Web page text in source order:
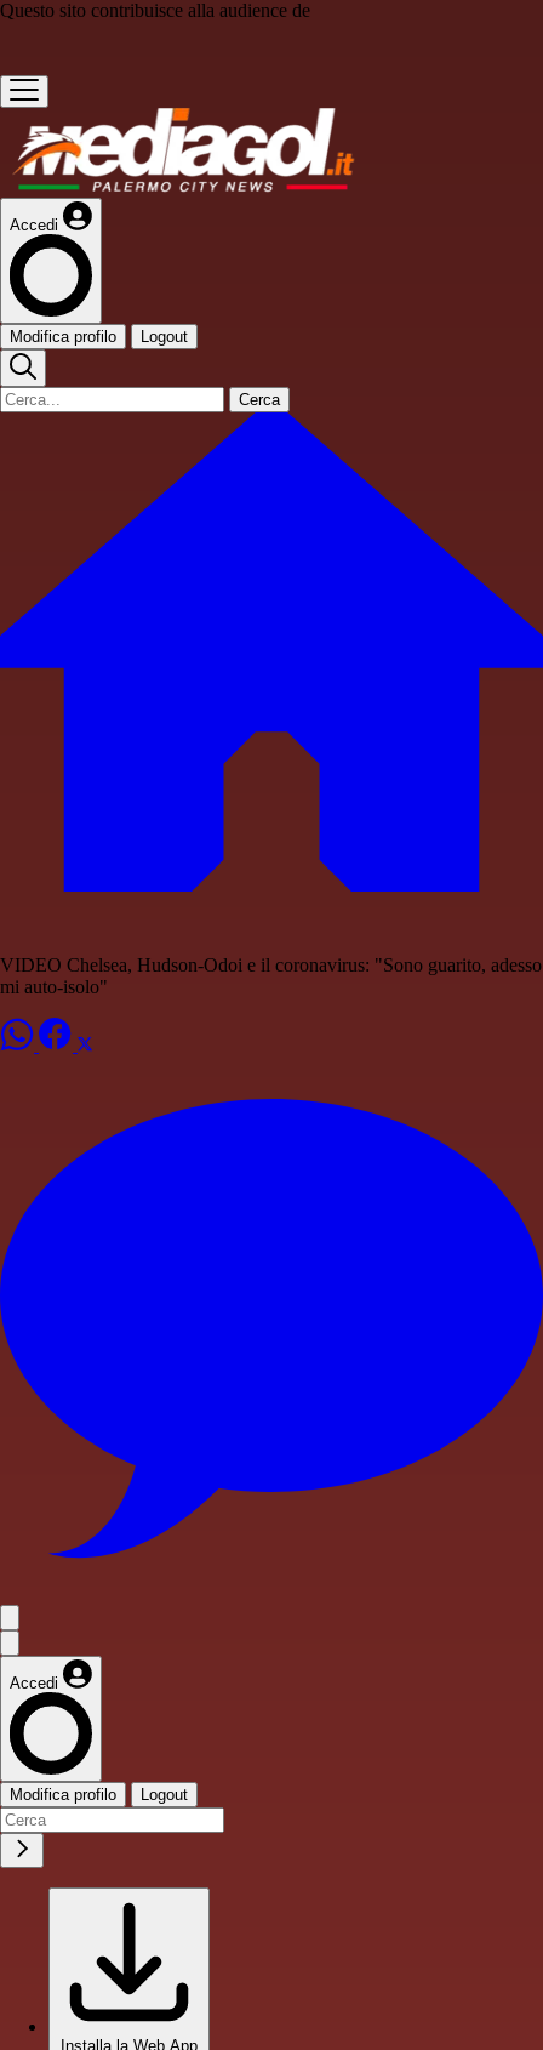
Questo sito contribuisce alla audience de
Accedi
Modifica profilo Logout
Cerca
VIDEO Chelsea, Hudson-Odoi e il coronavirus: "Sono guarito, adesso
mi auto-isolo"
Accedi
Modifica profilo Logout
Installa la Web App